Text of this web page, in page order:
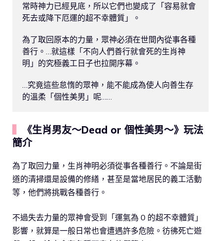
常時神力已經見底，所以它們也變成了「容易就會
死去或降下厄運的超不幸體質」。
為了取回原本的力量，眾神必須在世間內從事各種
善行。…就這樣「不向人們善行就會死的生肖神
明」的究極義工日子也拉開序幕。
…究竟這些怠惰的眾神，能不能成為使人向善生存
的溫柔「個性美男」呢……
《生肖男友～Dead or 個性美男～》玩法
簡介
為了取回力量，生肖神明必須從事各種善行。不論是街
道的清掃還是設備的修繕，甚至是當地居民的義工活動
等，他們將挑戰各種善行。
不過失去力量的眾神會受到「運氣為 0 的超不幸體質」
影響，就算是一般日常也會遭遇許多危險。彷彿死亡遊